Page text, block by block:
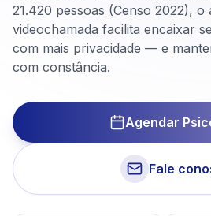
21.420 pessoas (Censo 2022),
videochamada facilita encaixar
com mais privacidade — e
com constância.
Agendar
Fale